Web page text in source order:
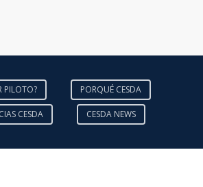
PILOTO? PORQUÉ CESDA
CESDA CESDA NEWS